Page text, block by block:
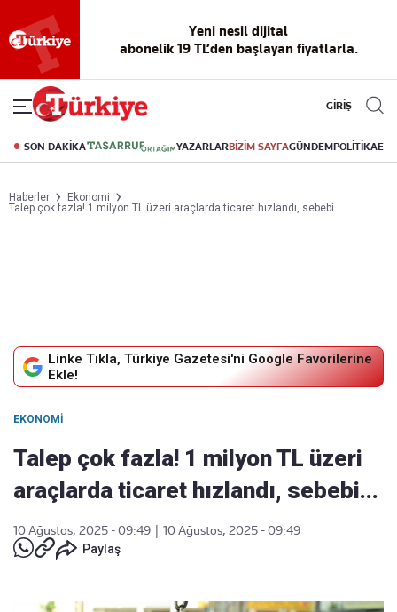
Yeni nesil dijital
abonelik 19 TL’den başlayan fiyatlarla.
GİRİŞ
SON DAKİKA YAZARLARBİZİM SAYFAGÜNDEMPOLİTİKA
Haberler
Ekonomi
Talep çok fazla! 1 milyon TL üzeri araçlarda ticaret hızlandı, sebebi...
Linke Tıkla, Türkiye Gazetesi'ni Google Favorilerine
Ekle!
EKONOMI
Talep çok fazla! 1 milyon TL üzeri
araçlarda ticaret hızlandı, sebebi...
10 Ağustos, 2025 - 09:49
10 Ağustos, 2025 - 09:49
Paylaş